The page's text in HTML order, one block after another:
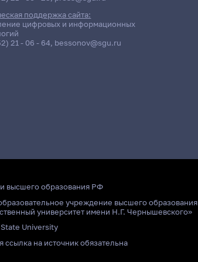
поддержка сайта:
цифровых и информационных
21 - 06 - 64, bessonov@sgu.ru
высшего образования РФ
учреждение высшего образования
университет имени Н.Г. Чернышевского»
University
на источник обязательна